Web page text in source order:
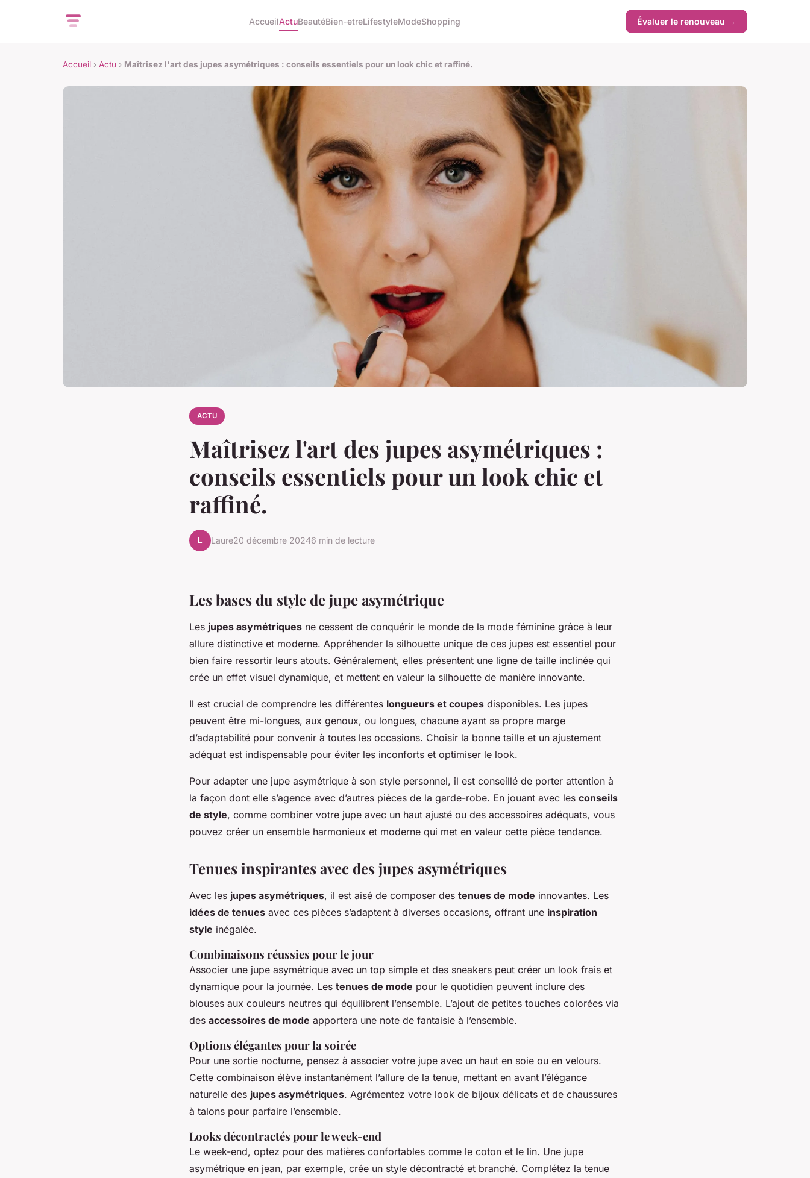
AccueilActuBeautéBien-etreLifestyleModeShopping Évaluer le renouveau →
Accueil › Actu › Maîtrisez l'art des jupes asymétriques : conseils essentiels pour un look chic et raffiné.
ACTU
Maîtrisez l'art des jupes asymétriques :
conseils essentiels pour un look chic et
raffiné.
L Laure20 décembre 20246 min de lecture
Les bases du style de jupe asymétrique
Les jupes asymétriques ne cessent de conquérir le monde de la mode féminine grâce à leur
allure distinctive et moderne. Appréhender la silhouette unique de ces jupes est essentiel pour
bien faire ressortir leurs atouts. Généralement, elles présentent une ligne de taille inclinée qui
crée un effet visuel dynamique, et mettent en valeur la silhouette de manière innovante.
Il est crucial de comprendre les différentes longueurs et coupes disponibles. Les jupes
peuvent être mi-longues, aux genoux, ou longues, chacune ayant sa propre marge
d’adaptabilité pour convenir à toutes les occasions. Choisir la bonne taille et un ajustement
adéquat est indispensable pour éviter les inconforts et optimiser le look.
Pour adapter une jupe asymétrique à son style personnel, il est conseillé de porter attention à
la façon dont elle s’agence avec d’autres pièces de la garde-robe. En jouant avec les conseils
de style, comme combiner votre jupe avec un haut ajusté ou des accessoires adéquats, vous
pouvez créer un ensemble harmonieux et moderne qui met en valeur cette pièce tendance.
Tenues inspirantes avec des jupes asymétriques
Avec les jupes asymétriques, il est aisé de composer des tenues de mode innovantes. Les
idées de tenues avec ces pièces s’adaptent à diverses occasions, offrant une inspiration
style inégalée.
Combinaisons réussies pour le jour
Associer une jupe asymétrique avec un top simple et des sneakers peut créer un look frais et
dynamique pour la journée. Les tenues de mode pour le quotidien peuvent inclure des
blouses aux couleurs neutres qui équilibrent l’ensemble. L’ajout de petites touches colorées via
des accessoires de mode apportera une note de fantaisie à l’ensemble.
Options élégantes pour la soirée
Pour une sortie nocturne, pensez à associer votre jupe avec un haut en soie ou en velours.
Cette combinaison élève instantanément l’allure de la tenue, mettant en avant l’élégance
naturelle des jupes asymétriques. Agrémentez votre look de bijoux délicats et de chaussures
à talons pour parfaire l’ensemble.
Looks décontractés pour le week-end
Le week-end, optez pour des matières confortables comme le coton et le lin. Une jupe
asymétrique en jean, par exemple, crée un style décontracté et branché. Complétez la tenue